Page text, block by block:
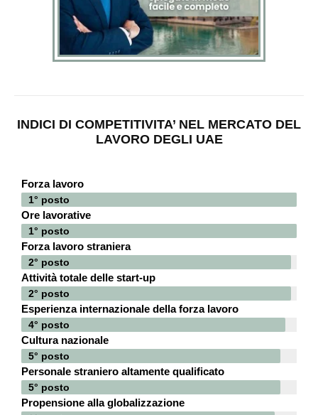
INDICI DI COMPETITIVITA’ NEL MERCATO DEL
LAVORO DEGLI UAE
Forza lavoro
1° posto
Ore lavorative
1° posto
Forza lavoro straniera
2° posto
Attività totale delle start-up
2° posto
Esperienza internazionale della forza lavoro
4° posto
Cultura nazionale
5° posto
Personale straniero altamente qualificato
5° posto
Propensione alla globalizzazione